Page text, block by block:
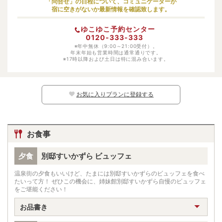
幼児（寝具・食事あり） -
-
-
幼児（寝具・食事なし） 1100円
い日程ではお子様はご予約いただけません。
宿に空きがないか最新情報を確認致します。
ゆこゆこ予約センター
0120-333-333
※年中無休（9:00～21:00受付）。
年末年始も営業時間は通常通りです。
※17時以降および土日は特に混み合います。
お気に入りプランに登録する
お食事
夕食 別邸すいかずら ビュッフェ
温泉街の夕食もいいけど、たまには別邸すいかずらのビュッフェを食べ
たいって方！ ぜひこの機会に、姉妹館別邸すいかずら自慢のビュッフェ
をご堪能ください！
お品書き